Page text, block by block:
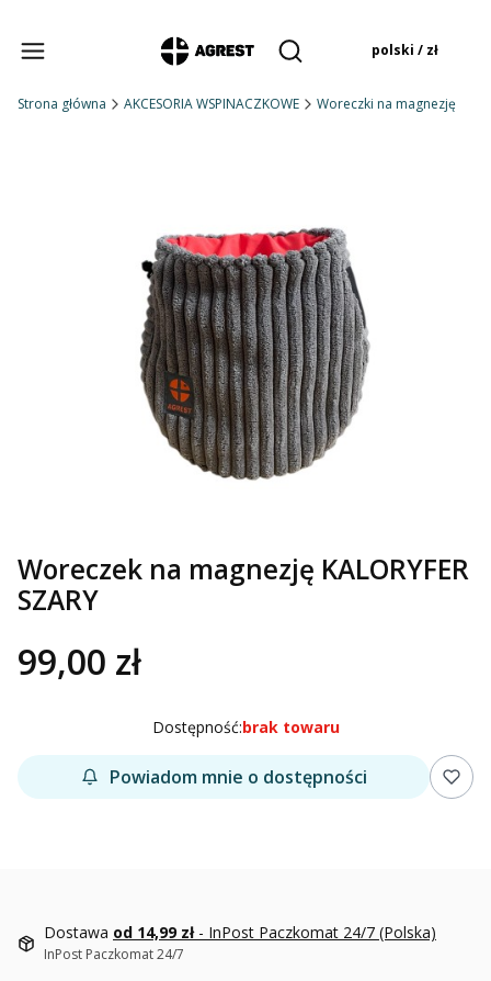
Otwórz wyszukiwarkę
Produkty w
polski / zł
Strona główna AKCESORIA WSPINACZKOWE Woreczki na magnezję
Woreczek na magnezję KALORYFER
SZARY
99,00 zł
Dostępność:brak towaru
Powiadom mnie o dostępności
Dostawa od 14,99 zł - InPost Paczkomat 24/7 (Polska)
InPost Paczkomat 24/7